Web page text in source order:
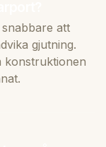
att
gjutning.
konstruktionen